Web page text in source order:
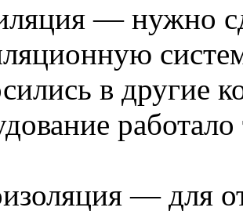
— нужно
в другие
— для